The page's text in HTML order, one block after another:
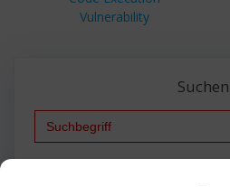
Vulnerability
Suchen